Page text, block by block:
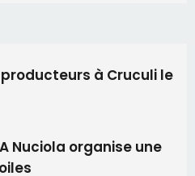
à Cruculi le
Nuciola organise une